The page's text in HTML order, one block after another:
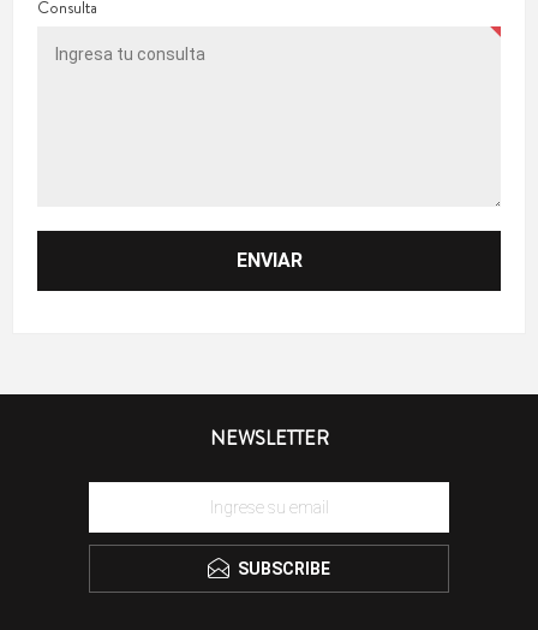
Consulta
NEWSLETTER
SUBSCRIBE